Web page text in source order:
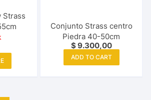
Strass
Conjunto Strass centro
Piedra 40-50cm
$9.300,00
ADD TO CART